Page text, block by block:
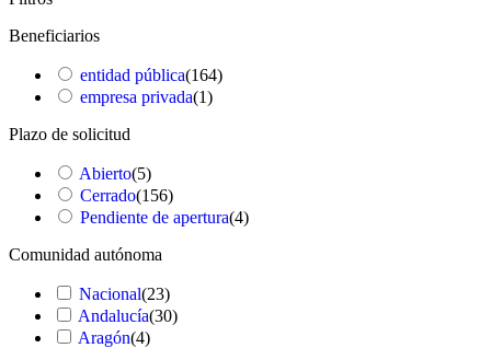
Beneficiarios
entidad pública(164)
empresa privada(1)
Plazo de solicitud
Abierto(5)
Cerrado(156)
Pendiente de apertura(4)
Comunidad autónoma
Nacional(23)
Andalucía(30)
Aragón(4)